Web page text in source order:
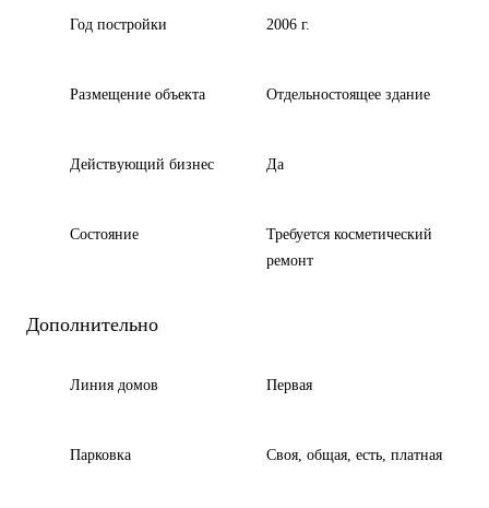
Год постройки 2006 г.
Размещение объекта Отдельностоящее здание
Действующий бизнес Да
Состояние
Требуется косметический
ремонт
Дополнительно
Линия домов Первая
Парковка Своя, общая, есть, платная